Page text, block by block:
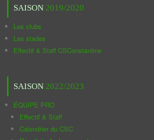
SAISON 2019/2020
Les clubs
Les stades
Effectif & Staff CSConstantine
SAISON 2022/2023
ÉQUIPE PRO
Effectif & Staff
Calendrier du CSC